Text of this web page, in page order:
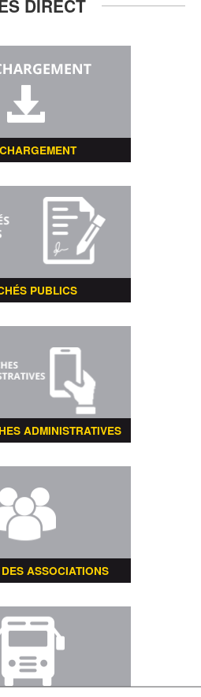
DIRECT
PUBLICS
ADMINISTRATIVES
ASSOCIATIONS